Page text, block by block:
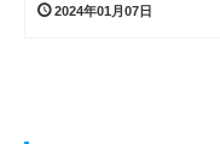
2024年01月07日